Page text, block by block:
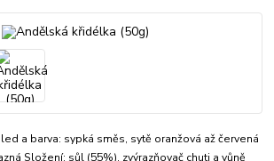
a barva: sypká směs, sytě oranžová až červená
Složení: sůl (55%), zvýrazňovač chuti a vůně